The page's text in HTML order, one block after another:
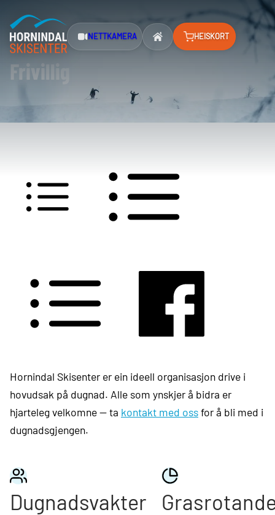
NETTKAMERA HEISKORT
Frivillig
VAKTLISTE SKI
VAKTLISTE PREPARERING
Hornindal Skisenter er ein ideell organisasjon drive i
hovudsak på dugnad. Alle som ynskjer å bidra er
hjarteleg velkomne — ta kontakt med ossfor å bli med i
dugnadsgjengen.
Dugnadsvakter